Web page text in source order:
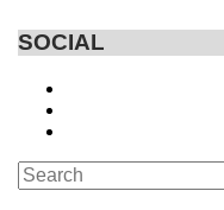
SOCIAL
Search
for: